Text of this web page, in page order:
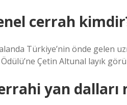
cerrah
Türkiye’nin önde gelen
Çetin Altunal layık
yan dalları